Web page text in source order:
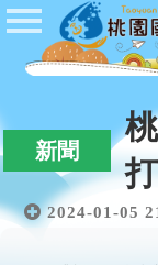
首頁
公佈欄
學校登入
學生登入
新聞
2024-01-05